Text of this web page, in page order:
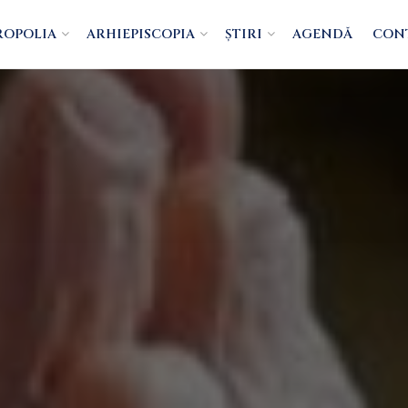
ARHIEPISCOPIA ȘTIRI AGENDĂ